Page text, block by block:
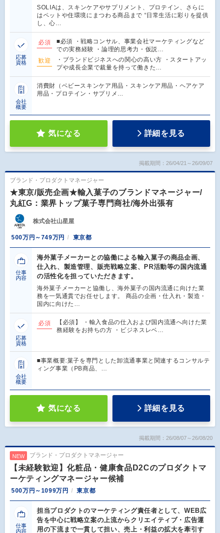
SOLIAは、スキンケアやサプリメント、プロテイン、さらに
はペットや住環境にまつわる商品まで “日常生活に彩りを提供
し、心…
応募
資格
必須
■必須 ・戦略コンサル、事業会社マーケティングなど
での実務経験 ・論理的思考力・仮説…
歓迎
・ブランドビジネスへの関心の高い方 ・スタートアッ
プや成長企業で裁量を持って働きた…
会社
概要
消費財（ベビースキンケア用品・スキンケア用品・ヘアケア
用品・プロテイン・サプリメ…
気になる 詳細を見る
掲載期間：26/04/21～26/09/07
ブランド・プロダクトマネージャー
★東京/販売企画★輸入菓子のブランドマネージャー/
丸紅G：業界トップ菓子専門商社/海外出張有
株式会社山星屋
500万円～749万円 東京都
仕事
内容
海外菓子メーカーとの協働による輸入菓子の商品企画、
仕入れ、製造管理、販売戦略立案、PR活動等の国内流通
の活性化を担っていただきます。
海外菓子メーカーと協働し、海外菓子の国内流通に向けた業
務を一気通貫でお任せします。 商品の企画・仕入れ・製造・
国内に向けた…
応募
資格
必須
【必須】 ・輸入食品の仕入および国内流通へ向けた業
務経験をお持ちの方 ・ビジネスレベ…
会社
概要
■事業概要:菓子を専門とした卸流通事業と関連するコンサルテ
ィング事業（PB商品、…
気になる 詳細を見る
掲載期間：26/08/07～26/08/20
NEW ブランド・プロダクトマネージャー
【未経験歓迎】化粧品・健康食品D2Cのプロダクトマ
ーケティングマネージャー候補
500万円～1099万円 東京都
仕事
内容
担当プロダクトのマーケティング責任者として、WEB広
告を中心に戦略立案の上流からクリエイティブ・広告運
用の下流まで一貫して担い、売上・利益の拡大を牽引す